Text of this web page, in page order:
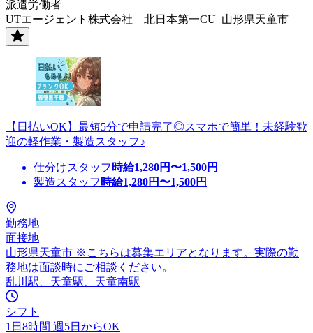
派遣労働者
UTエージェント株式会社 北日本第一CU_山形県天童市
【日払いOK】最短5分で申請完了◎スマホで簡単！未経験歓
迎の軽作業・製造スタッフ♪
仕分けスタッフ 時給1,280円〜1,500円
製造スタッフ 時給1,280円〜1,500円
勤務地
面接地
山形県天童市 ※こちらは募集エリアとなります。実際の勤
務地は面談時にご相談ください。
乱川駅、天童駅、天童南駅
シフト
1日8時間 週5日からOK